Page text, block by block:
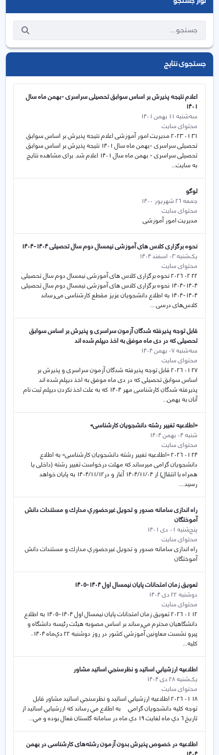
جستجوی نتایج
اعلام نتیجه پذیرش بر اساس سوابق تحصیلی سراسری -بهمن ماه سال
1401
سه‌شنبه 11 بهمن 1401
محتوای سایت
31 01 2023 مدیریت امور آموزشی اعلام نتیجه پذیرش بر اساس سوابق
تحصیلی سراسری -بهمن ماه سال 1401 نتیجه پذیرش بر اساس سوابق
تحصیلی سراسری - بهمن ماه سال 1401 اعلام شد. برای مشاهده نتایج
به سایت...
لوگو
جمعه 26 شهریور 1400
محتوای سایت
مدیریت امور آموزشی
نحوه برگزاری کلاس های آموزشی نیمسال دوم سال تحصیلی 1404-1404
یک‌شنبه 03 اسفند 1404
محتوای سایت
22 02 2026 نحوه برگزاری کلاس های آموزشی نیمسال دوم سال تحصیلی
1404-1404 نحوه برگزاری کلاس های آموزشی نیمسال دوم سال تحصیلی
1404-1404 به اطلاع دانشجویان عزیز مقطع کارشناسی می‌رساند
کلاس‌های درسی ...
قابل توجه پذیرفته شدگان آزمون سراسری و پذیرش بر اساس سوابق
تحصیلی که در دی ماه موفق به اخذ دیپلم شده اند
سه‌شنبه 07 بهمن 1404
محتوای سایت
27 01 2026 قابل توجه پذیرفته شدگان آزمون سراسری و پذیرش بر
اساس سوابق تحصیلی که در دی ماه موفق به اخذ دیپلم شده اند
پذیرفته شدگان کارشناسی مهر 1404 که به علت اخذ نکردن دیپلم ثبت نام
آنان به بهمن...
«اطلاعیه تغییر رشته دانشجویان کارشناسی»
شنبه 04 بهمن 1404
محتوای سایت
24 01 2026 «اطلاعیه تغییر رشته دانشجویان کارشناسی» به اطلاع
دانشجویان گرامی می­رساند که مهلت درخواست تغییر رشته (داخلی یا
همراه با انتقال) از 1404/11/04 آغاز و در1404/11/12 به پایان خواهد
رسید....
راه اندازی سامانه صدور و تحویل غيرحضوري مدارك و مستندات دانش
آموختگان
پنج‌شنبه 01 دی 1401
محتوای سایت
راه اندازی سامانه صدور و تحویل غيرحضوري مدارك و مستندات دانش
آموختگان
تعویق زمان امتحانات پایان نیمسال اول 1404-1405
دوشنبه 22 دی 1404
محتوای سایت
12 01 2026 تعویق زمان امتحانات پایان نیمسال اول 1404-1405 به اطلاع
دانشگاهيان محترم مي‌رساند بر اساس مصوبه هيئت رئيسه دانشگاه و
پيرو نشست معاونين آموزشي كشور در روز دوشنبه 22 دي‌ماه 1404،
كليه...
اطلاعيه ارزشيابي اساتيد و نظرسنجي اساتيد مشاور
یک‌شنبه 28 دی 1404
محتوای سایت
18 01 2026 اطلاعيه ارزشيابي اساتيد و نظرسنجي اساتيد مشاور قابل
توجه كليه دانشجويان گرامي به اطلاع مي رساند كه ارزشيابي اساتيد از
تاريخ 6 دي ماه لغايت 19 دي ماه در سامانه گلستان فعال بوده و مي...
اطلاعیه در خصوص پذیرش بدون آزمون رشته‌های کارشناسی در بهمن